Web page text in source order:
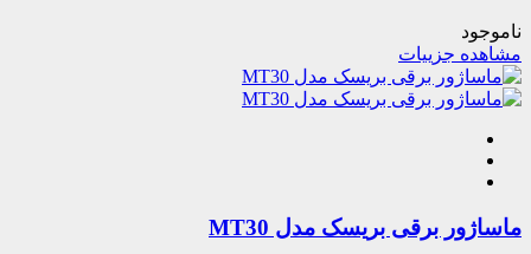
ناموجود
مشاهده جزییات
ماساژور برقی بریسک مدل MT30